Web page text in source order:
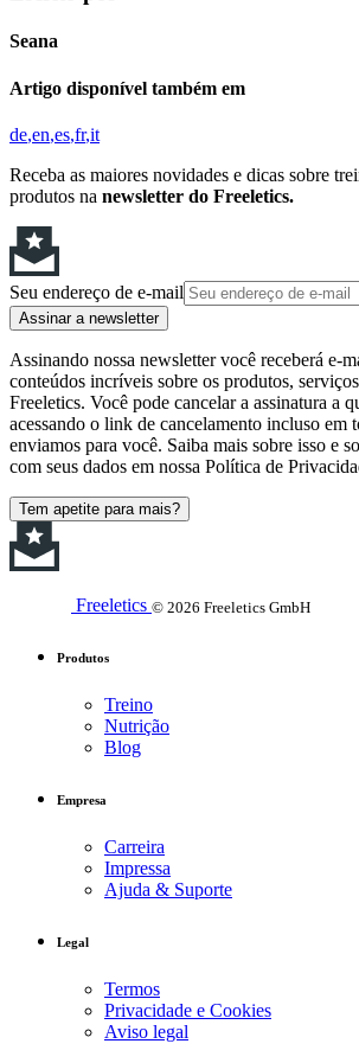
Seana
Artigo disponível também em
de en es fr it
Receba as maiores novidades e dicas sobre
produtos na newsletter do Freeletics.
Seu endereço de e-mail
Assinar a newsletter
Assinando nossa newsletter você receberá e-
conteúdos incríveis sobre os produtos,
Freeletics. Você pode cancelar a assinatura a
acessando o link de cancelamento incluso em
enviamos para você. Saiba mais sobre isso e
com seus dados em nossa Política de
Tem apetite para mais?
Freeletics © 2026 Freeletics GmbH
Produtos
Treino
Nutrição
Blog
Empresa
Carreira
Impressa
Ajuda & Suporte
Legal
Termos
Privacidade e Cookies
Aviso legal